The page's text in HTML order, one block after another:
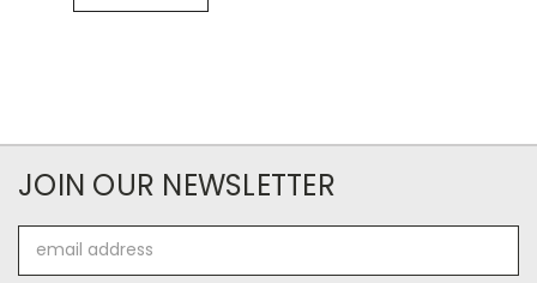
JOIN OUR NEWSLETTER
Address